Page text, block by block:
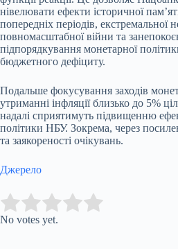
нівелювати ефекти історичної
попередніх періодів, екстремальної
повномасштабної війни та
підпорядкування монетарної
бюджетного дефіциту.
Подальше фокусування заходів
утриманні інфляції близько до 5%
надалі сприятимуть підвищенню
політики НБУ. Зокрема, через
та заякореності очікувань.
Джерело
Rate this item:
No votes yet.